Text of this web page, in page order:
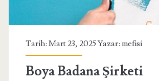
Tarih: Mart 23, 2025 Yazar: mefisi
Boya Badana Şirketi